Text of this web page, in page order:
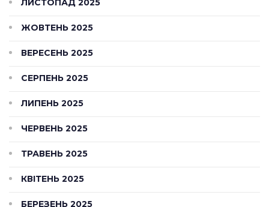
ЛИСТОПАД 2025
ЖОВТЕНЬ 2025
ВЕРЕСЕНЬ 2025
СЕРПЕНЬ 2025
ЛИПЕНЬ 2025
ЧЕРВЕНЬ 2025
ТРАВЕНЬ 2025
КВІТЕНЬ 2025
БЕРЕЗЕНЬ 2025